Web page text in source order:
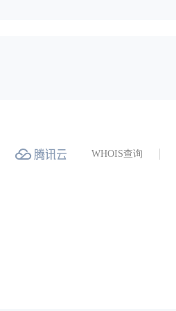
WHOIS查询